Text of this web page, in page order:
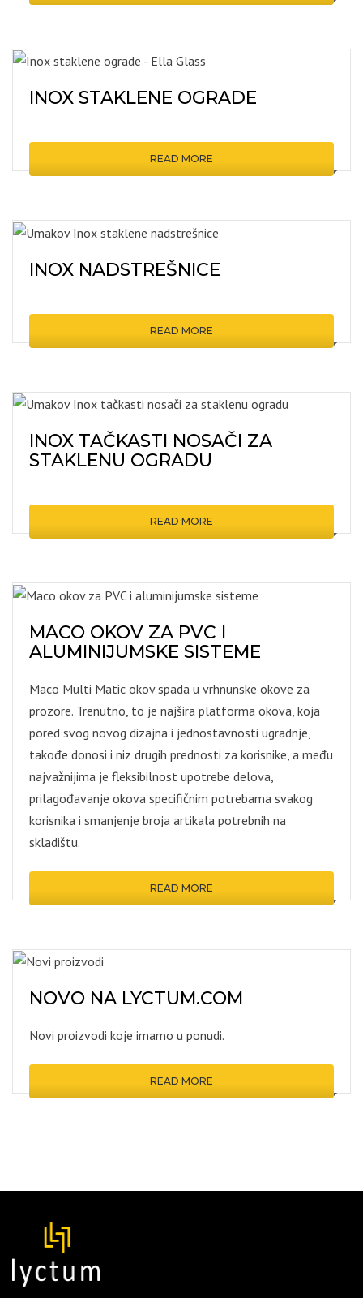
INOX STAKLENE OGRADE
READ MORE
INOX NADSTREŠNICE
READ MORE
INOX TAČKASTI NOSAČI ZA
STAKLENU OGRADU
READ MORE
MACO OKOV ZA PVC I
ALUMINIJUMSKE SISTEME
Maco Multi Matic okov spada u vrhnunske okove za
prozore. Trenutno, to je najšira platforma okova, koja
pored svog novog dizajna i jednostavnosti ugradnje,
takođe donosi i niz drugih prednosti za korisnike, a među
najvažnijima je fleksibilnost upotrebe delova,
prilagođavanje okova specifičnim potrebama svakog
korisnika i smanjenje broja artikala potrebnih na
skladištu.
READ MORE
NOVO NA LYCTUM.COM
Novi proizvodi koje imamo u ponudi.
READ MORE